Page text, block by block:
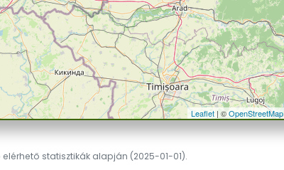
Leaflet | ©OpenStreetMap
statisztikák alapján (2025-01-01).